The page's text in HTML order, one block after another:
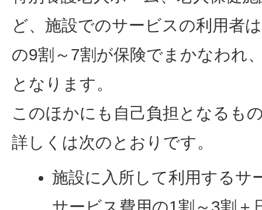
ど、施設でのサービスの利用者
の9割～7割が保険でまかなわれ
となります。
このほかにも自己負担となるも
詳しくは次のとおりです。
施設に入所して利用するサ